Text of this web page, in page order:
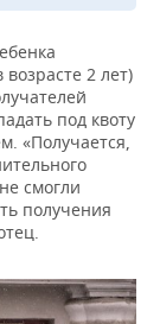
2 лет)
под квоту
«Получается,
смогли
получения